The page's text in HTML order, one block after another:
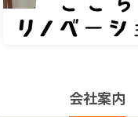
会社案内